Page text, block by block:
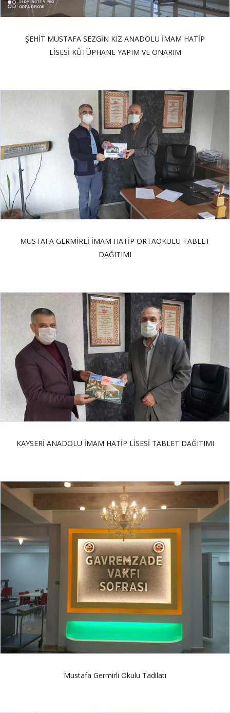
ŞEHİT MUSTAFA SEZGİN KIZ ANADOLU İMAM HATİP
LİSESİ KÜTÜPHANE YAPIM VE ONARIM
MUSTAFA GERMİRLİ İMAM HATİP ORTAOKULU TABLET
DAĞITIMI
KAYSERİ ANADOLU İMAM HATİP LİSESİ TABLET DAĞITIMI
Mustafa Germirli Okulu Tadilatı